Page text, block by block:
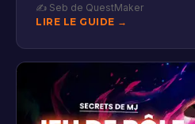
✍️ Seb de QuestMaker
LIRE LE GUIDE →